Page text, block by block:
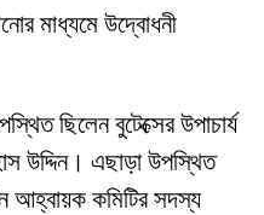
মাধ্যমে উদ্বোধনী
ছিলেন বুটেক্সের উপাচার্য
উদ্দিন। এছাড়া উপস্থিত
আহ্বায়ক কমিটির সদস্য